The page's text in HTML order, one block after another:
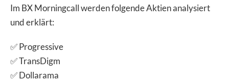
Im BX Morningcall werden folgende Aktien analysiert
und erklärt:
✅ Progressive
✅ TransDigm
✅ Dollarama